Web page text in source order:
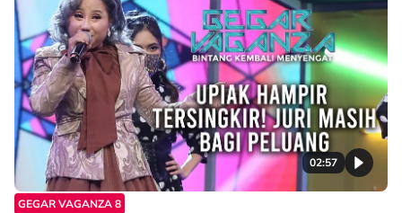
02:57
GEGAR VAGANZA 8